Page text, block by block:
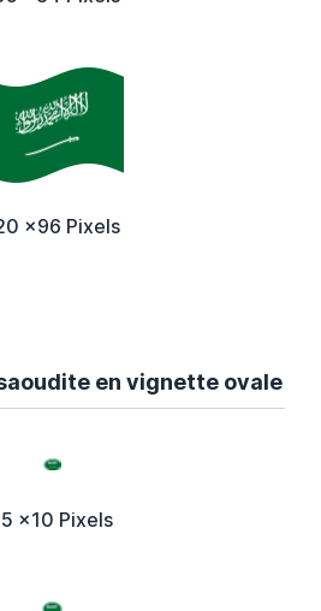
x96 Pixels
en vignette ovale
x10 Pixels